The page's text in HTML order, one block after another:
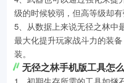
级的时候较弱，但高等级却有
5、从数据上来说无径之林中
最大化提升玩家战斗力的装
装。
无径之林手机版工具怎